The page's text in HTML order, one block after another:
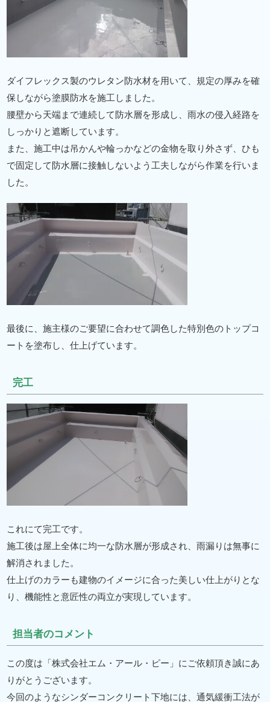
ダイフレックス製のウレタン防水材を用いて、規定の厚みを確
保しながら塗膜防水を施工しました。
腰壁から天端まで連続して防水層を形成し、雨水の侵入経路を
しっかりと遮断しています。
また、施工中は吊かんや輪っかなどの金物を取り外さず、ひも
で固定して防水層に接触しないよう工夫しながら作業を行いま
した。
最後に、施主様のご要望に合わせて調色した特別色のトップコ
ートを塗布し、仕上げています。
完工
これにて完工です。
施工後は屋上全体に均一な防水層が形成され、雨漏りは無事に
解消されました。
仕上げのカラーも建物のイメージに合った美しい仕上がりとな
り、機能性と意匠性の両立が実現しています。
担当者のコメント
この度は「株式会社エム・アール・ピー」にご依頼頂き誠にあ
りがとうございます。
今回のようなシンダーコンクリート下地には、通気緩衝工法が